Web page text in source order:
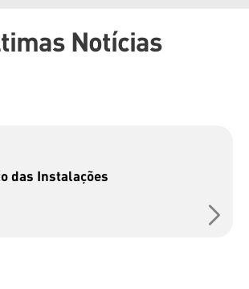
Notícias
das Instalações